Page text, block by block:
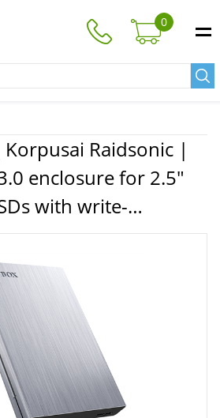
0
Raidsonic |
enclosure for 2.5"
with write-
| sata | USB 3.0